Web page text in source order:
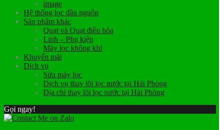
image
Hệ thống lọc đầu nguồn
Sản phẩm khác
Quạt và Quạt điều hòa
Linh – Phụ kiện
Máy lọc không khí
Khuyến mãi
Dịch vụ
Sửa máy lọc
Dịch vụ thay lõi lọc nước tại Hải Phòng
Địa chỉ thay lõi lọc nước tại Hải Phòng
Gọi ngay!